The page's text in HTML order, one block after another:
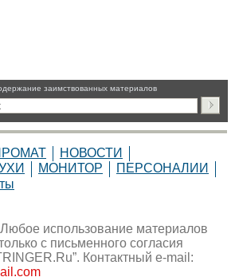
заимствованных материалов
НОВОСТИ
МОНИТОР
ПЕРСОНАЛИИ
использование материалов
с письменного согласия
Контактный e-mail: